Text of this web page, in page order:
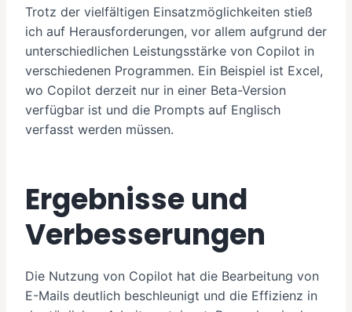
Trotz der vielfältigen Einsatzmöglichkeiten stieß
ich auf Herausforderungen, vor allem aufgrund der
unterschiedlichen Leistungsstärke von Copilot in
verschiedenen Programmen. Ein Beispiel ist Excel,
wo Copilot derzeit nur in einer Beta-Version
verfügbar ist und die Prompts auf Englisch
verfasst werden müssen.
Ergebnisse und
Verbesserungen
Die Nutzung von Copilot hat die Bearbeitung von
E-Mails deutlich beschleunigt und die Effizienz in